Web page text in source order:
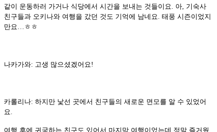
같이 운동하러 가거나 식당에서 시간을 보내는 것들이요. 아, 기숙사
친구들과 오키나와 여행을 갔던 것도 기억에 남네요. 태풍 시즌이었지
만요…ㅎㅎ
나카가와: 고생 많으셨겠어요!
카롤리나: 하지만 낯선 곳에서 친구들의 새로운 면모를 알 수 있었어
요.
여행 후에 귀국하는 친구도 있어서 마지막 여행이었는데 정말 즐거웠